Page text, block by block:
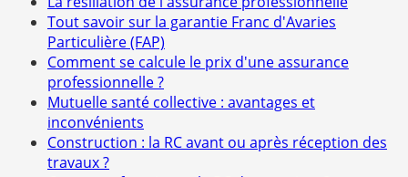
Tout savoir sur la garantie Franc d'Avaries
Particulière (FAP)
Comment se calcule le prix d'une assurance
professionnelle ?
Mutuelle santé collective : avantages et
inconvénients
Construction : la RC avant ou après réception des
travaux ?